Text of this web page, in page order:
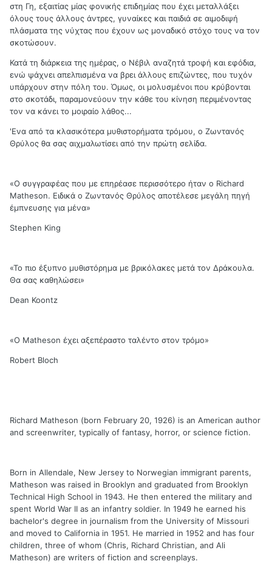
στη Γη, εξαιτίας μίας φονικής επιδημίας που έχει μεταλλάξει
όλους τους άλλους άντρες, γυναίκες και παιδιά σε αιμοδιψή
πλάσματα της νύχτας που έχουν ως μοναδικό στόχο τους να τον
σκοτώσουν.
Κατά τη διάρκεια της ημέρας, ο Nέβιλ αναζητά τροφή και εφόδια,
ενώ ψάχνει απελπισμένα να βρει άλλους επιζώντες, που τυχόν
υπάρχουν στην πόλη του. Όμως, οι μολυσμένοι που κρύβονται
στο σκοτάδι, παραμονεύουν την κάθε του κίνηση περιμένοντας
τον να κάνει το μοιραίο λάθος...
'Eνα από τα κλασικότερα μυθιστορήματα τρόμου, ο Zωντανός
Θρύλος θα σας αιχμαλωτίσει από την πρώτη σελίδα.
«Ο συγγραφέας που με επηρέασε περισσότερο ήταν ο Richard
Matheson. Ειδικά ο Ζωντανός Θρύλος αποτέλεσε μεγάλη πηγή
έμπνευσης για μένα»
Stephen King
«Το πιο έξυπνο μυθιστόρημα με βρικόλακες μετά τον Δράκουλα.
Θα σας καθηλώσει»
Dean Koontz
«Ο Matheson έχει αξεπέραστο ταλέντο στον τρόμο»
Robert Bloch
Richard Matheson (born February 20, 1926) is an American author
and screenwriter, typically of fantasy, horror, or science fiction.
Born in Allendale, New Jersey to Norwegian immigrant parents,
Matheson was raised in Brooklyn and graduated from Brooklyn
Technical High School in 1943. He then entered the military and
spent World War II as an infantry soldier. In 1949 he earned his
bachelor's degree in journalism from the University of Missouri
and moved to California in 1951. He married in 1952 and has four
children, three of whom (Chris, Richard Christian, and Ali
Matheson) are writers of fiction and screenplays.